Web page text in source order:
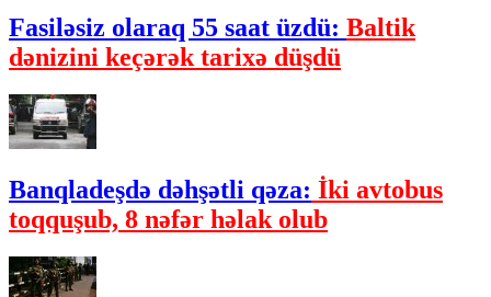
Fasiləsiz olaraq 55 saat üzdü: Baltik
dənizini keçərək tarixə düşdü
Banqladeşdə dəhşətli qəza: İki avtobus
toqquşub, 8 nəfər həlak olub